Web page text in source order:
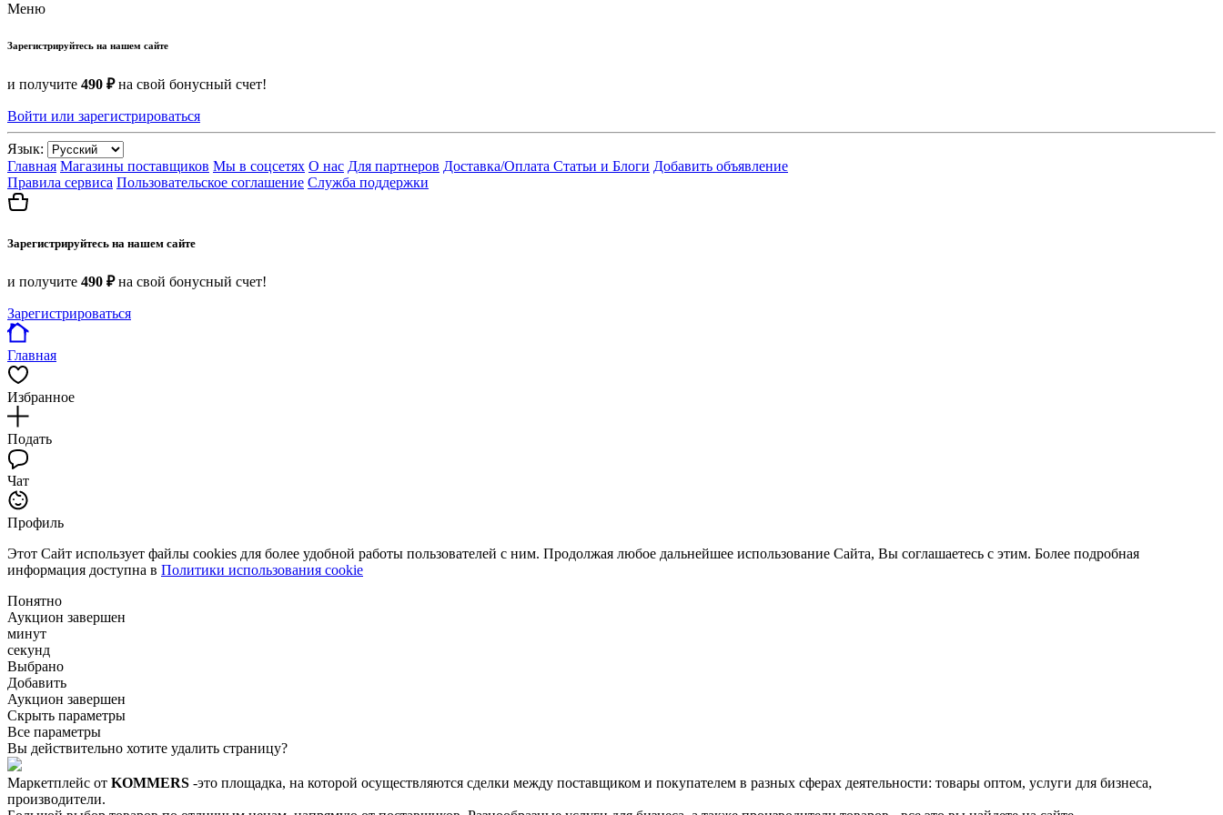
Меню
Зарегистрируйтесь на нашем сайте
и получите 490 ₽на свой бонусный счет!
Войти или зарегистрироваться
Язык:
Главная Магазины поставщиков Мы в соцсетях О нас Для партнеров Доставка/Оплата Статьи и Блоги Добавить объявление
Правила сервиса Пользовательское соглашение Служба поддержки
Зарегистрируйтесь на нашем сайте
и получите 490 ₽на свой бонусный счет!
Зарегистрироваться
Главная
Избранное
Подать
Чат
Профиль
Этот Сайт использует файлы cookies для более удобной работы пользователей с ним. Продолжая любое дальнейшее использование Сайта, Вы соглашаетесь с этим. Более подробная
информация доступна в Политики использования cookie
Понятно
Аукцион завершен
минут
секунд
Выбрано
Добавить
Аукцион завершен
Скрыть параметры
Все параметры
Вы действительно хотите удалить страницу?
Маркетплейс от KOMMERS -это площадка, на которой осуществляются сделки между поставщиком и покупателем в разных сферах деятельности: товары оптом, услуги для бизнеса,
производители.